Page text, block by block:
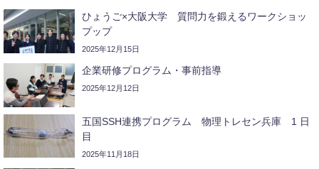
ひょうご×大阪大学 質問力を鍛えるワークショッ
プップ
2025年12月15日
企業研修プログラム・事前指導
2025年12月12日
五国SSH連携プログラム 物理トレセン兵庫 1 日
目
2025年11月18日